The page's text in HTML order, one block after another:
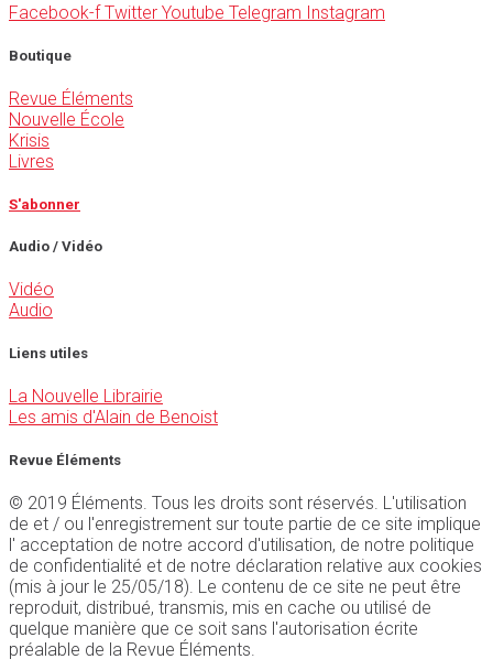
Facebook-f Twitter Youtube Telegram Instagram
Boutique
Revue Éléments
Nouvelle École
Krisis
Livres
S'abonner
Audio / Vidéo
Vidéo
Audio
Liens utiles
La Nouvelle Librairie
Les amis d'Alain de Benoist
Revue Éléments
© 2019 Éléments. Tous les droits sont réservés. L'utilisation
de et / ou l'enregistrement sur toute partie de ce site implique
l' acceptation de notre accord d'utilisation, de notre politique
de confidentialité et de notre déclaration relative aux cookies
(mis à jour le 25/05/18). Le contenu de ce site ne peut être
reproduit, distribué, transmis, mis en cache ou utilisé de
quelque manière que ce soit sans l'autorisation écrite
préalable de la Revue Éléments.